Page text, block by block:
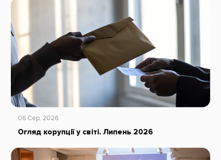
06 Сер, 2026
Огляд корупції у світі. Липень 2026